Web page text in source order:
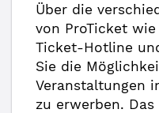
Über die
von ProTicket
Ticket-Hotline
Sie die
Veranstaltungen
zu erwerben.